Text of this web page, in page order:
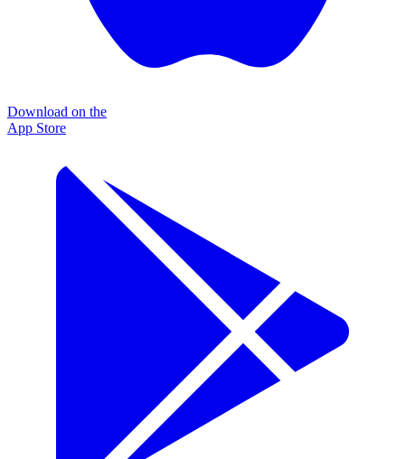
Download on the
App Store